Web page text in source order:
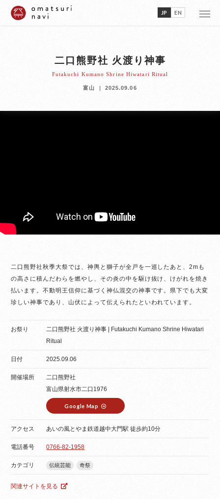
JP EN
二口熊野社 火渡り神事
Futakuchi Kumano Shrine Hiwatari Ritual
富山 2025.09.06
二口熊野社秋季大祭では、神輿と獅子が全戸を一巡したあと、2mも
の高さに積んだわらを燃やし、その炎の中を駆け抜け、けがれを焼き
払います。不動明王信仰に基づく神仏混交の神事です。県下でも大変
珍しい神事であり、山伏によって伝えられたといわれています。
お祭り
二口熊野社 火渡り神事 | Futakuchi Kumano Shrine Hiwatari
Ritual
日付 2025.09.06
開催場所
二口熊野社
富山県射水市二口1976
Google Map
アクセス あいの風とやま鉄道越中大門駅 徒歩約10分
電話番号 0766-82-1958
カテゴリ 伝統芸能 奇祭
関連サイトを見る